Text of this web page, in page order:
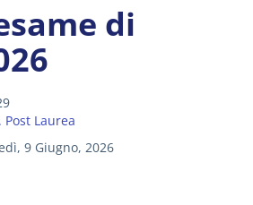
di
Post Laurea
9 Giugno, 2026